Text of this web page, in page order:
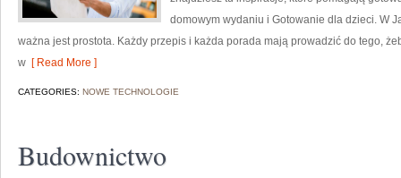
domowym wydaniu i Gotowanie dla dzieci. W
ważna jest prostota. Każdy przepis i każda porada mają prowadzić do tego,
w [ Read More ]
CATEGORIES: NOWE TECHNOLOGIE
Budownictwo